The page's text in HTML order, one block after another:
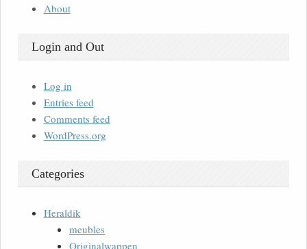
About
Login and Out
Log in
Entries feed
Comments feed
WordPress.org
Categories
Heraldik
meubles
Originalwappen